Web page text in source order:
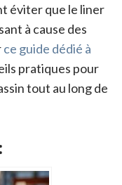
éviter que le liner
à cause des
ce guide dédié à
pratiques pour
tout au long de